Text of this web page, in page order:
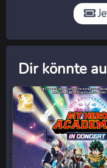
Dir könnte